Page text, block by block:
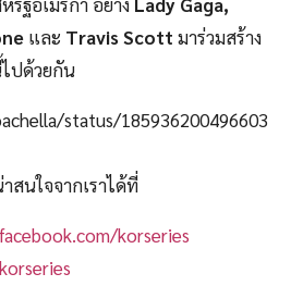
และ Travis Scott มาร่วมสร้าง
ปด้วยกัน
status/185936200496603
สนใจจากเราได้ที่
facebook.com/korseries